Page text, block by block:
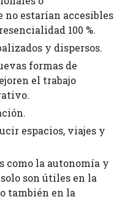
no estarían accesibles
100 %.
y dispersos.
formas de
el trabajo
espacios, viajes y
como la autonomía y
son útiles en la
también en la